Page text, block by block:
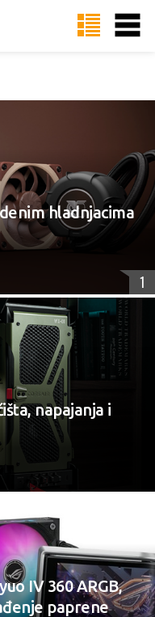
hladnjacima
1
napajanja i
IV 360 ARGB,
paprene